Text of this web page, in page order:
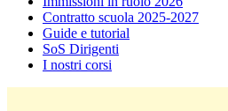
Contratto scuola 2025-2027
Guide e tutorial
SoS Dirigenti
I nostri corsi